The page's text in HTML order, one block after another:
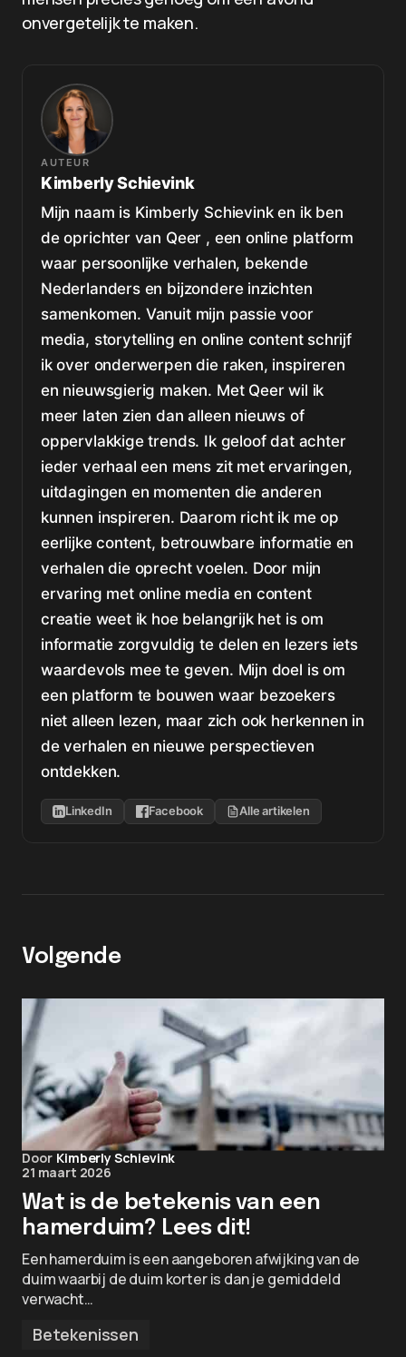
onvergetelijk te maken.
AUTEUR
Kimberly Schievink
Mijn naam is Kimberly Schievink en ik ben
de oprichter van Qeer , een online platform
waar persoonlijke verhalen, bekende
Nederlanders en bijzondere inzichten
samenkomen. Vanuit mijn passie voor
media, storytelling en online content schrijf
ik over onderwerpen die raken, inspireren
en nieuwsgierig maken. Met Qeer wil ik
meer laten zien dan alleen nieuws of
oppervlakkige trends. Ik geloof dat achter
ieder verhaal een mens zit met ervaringen,
uitdagingen en momenten die anderen
kunnen inspireren. Daarom richt ik me op
eerlijke content, betrouwbare informatie en
verhalen die oprecht voelen. Door mijn
ervaring met online media en content
creatie weet ik hoe belangrijk het is om
informatie zorgvuldig te delen en lezers iets
waardevols mee te geven. Mijn doel is om
een platform te bouwen waar bezoekers
niet alleen lezen, maar zich ook herkennen in
de verhalen en nieuwe perspectieven
ontdekken.
LinkedIn Facebook Alle artikelen
Volgende
Door Kimberly Schievink
21 maart 2026
Wat is de betekenis van een
hamerduim? Lees dit!
Een hamerduim is een aangeboren afwijking van de
duim waarbij de duim korter is dan je gemiddeld
verwacht…
Betekenissen